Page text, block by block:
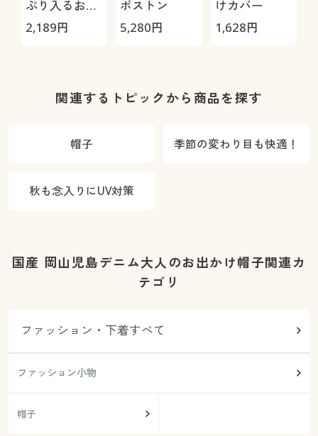
ぷり入るお出
かけトートバ
2,189円
ボストン
5,280円
けカバー
1,628円
関連するトピックから商品を探す
帽子 季節の変わり目も快適！
秋も念入りにUV対策
国産 岡山児島デニム大人のお出かけ帽子関連カ
テゴリ
ファッション・下着すべて
ファッション小物
帽子